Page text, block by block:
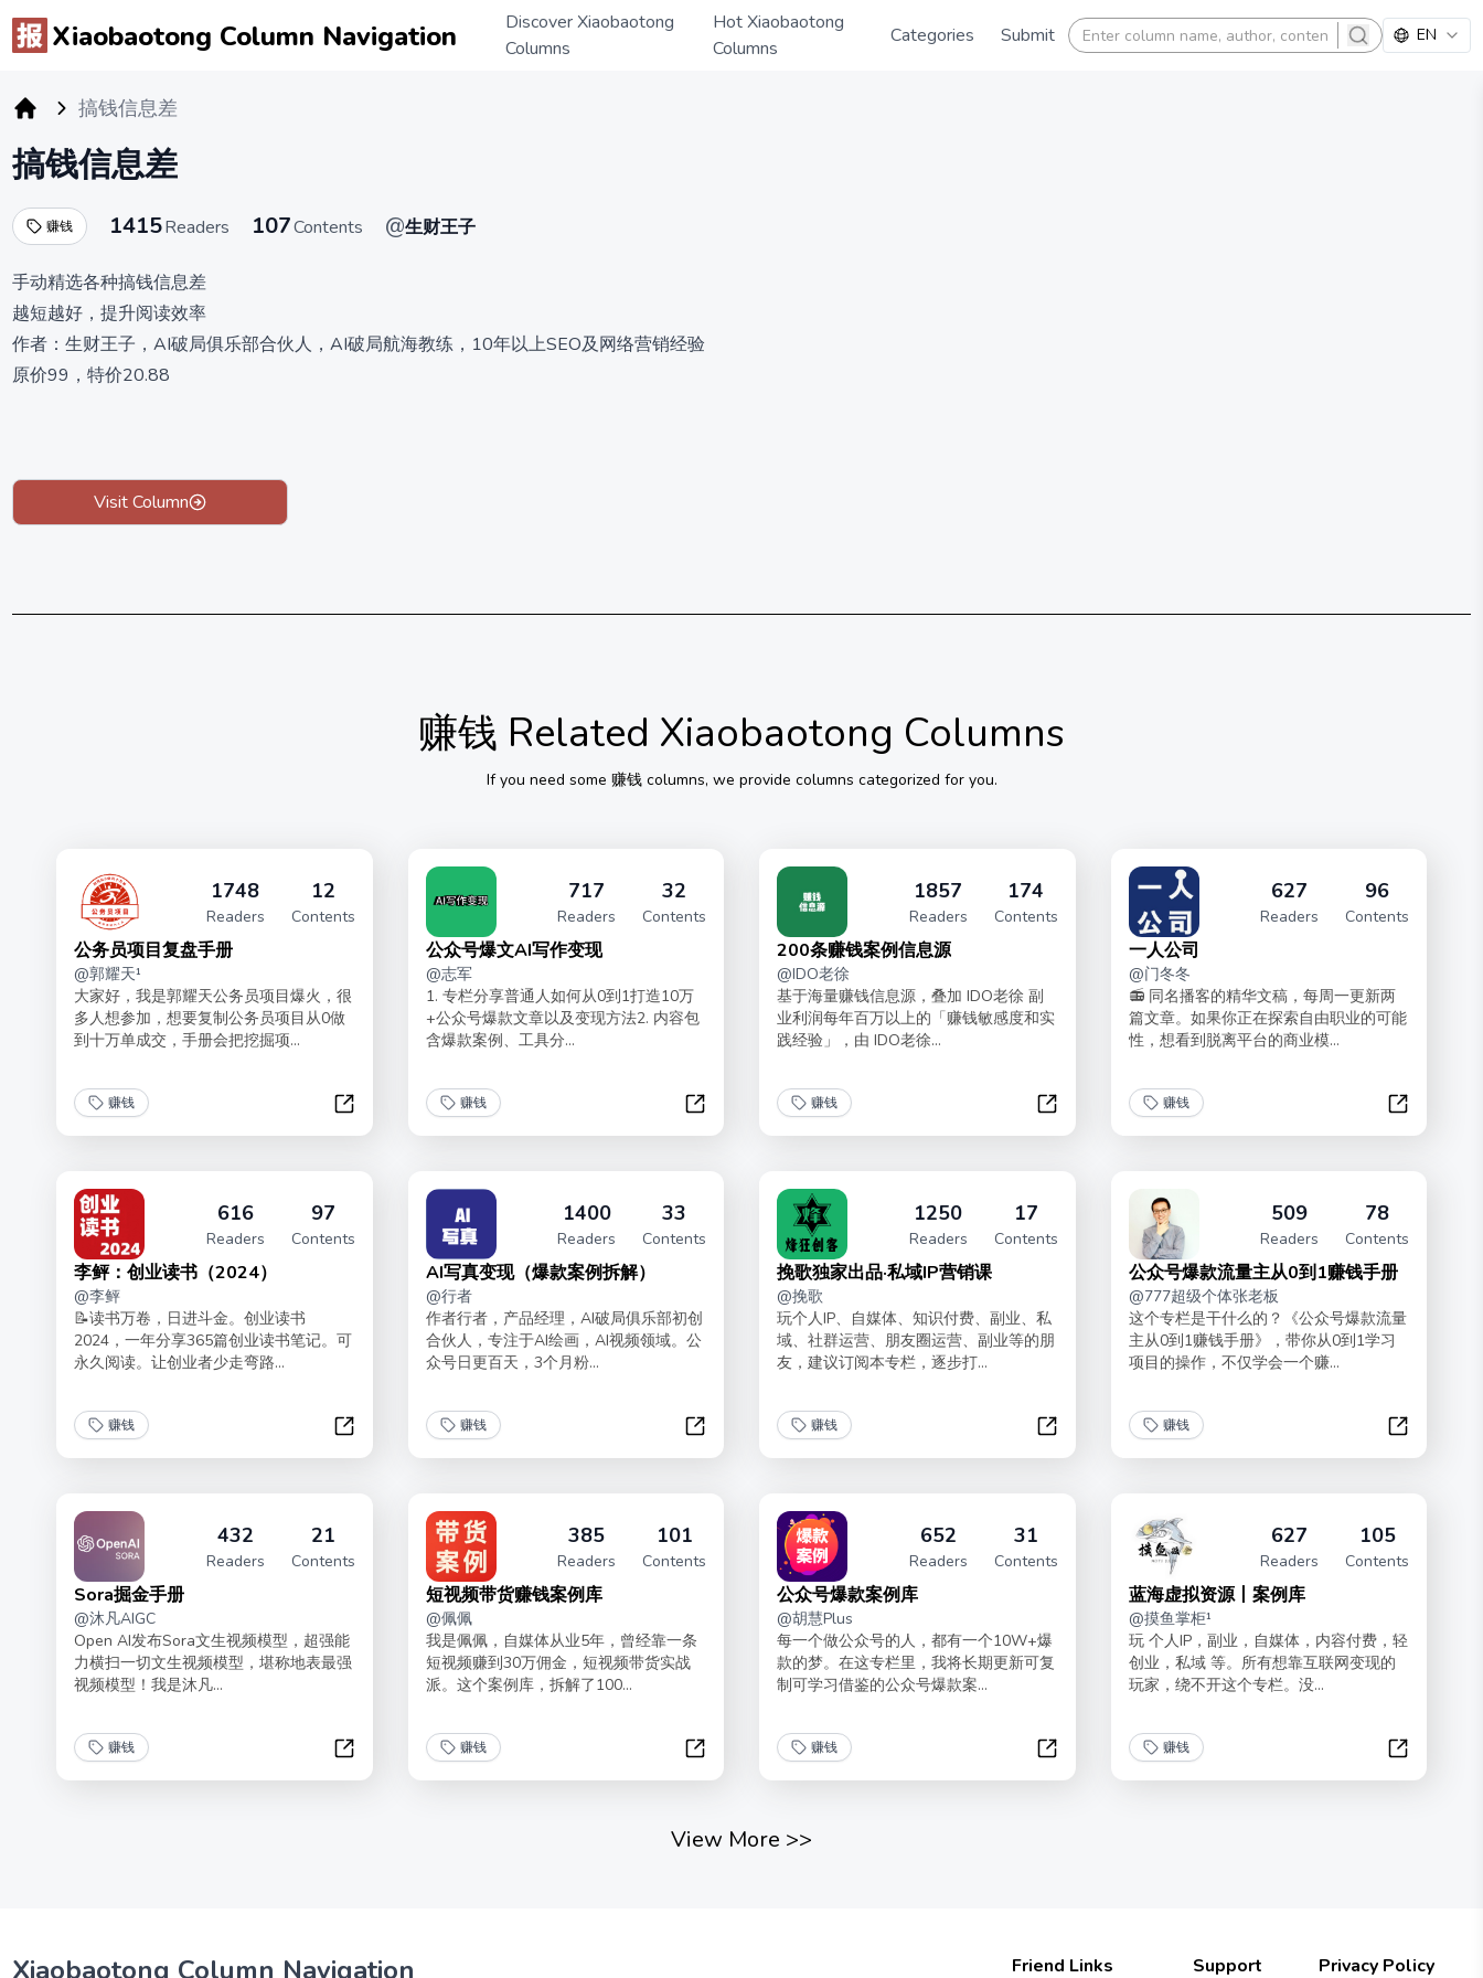
Xiaobaotong Column Navigation
Discover Xiaobaotong
Columns
Hot Xiaobaotong
Columns
Categories
Submit
search
EN
搞钱信息差
搞钱信息差
赚钱 1415Readers 107Contents @生财王子
手动精选各种搞钱信息差
越短越好，提升阅读效率
作者：生财王子，AI破局俱乐部合伙人，AI破局航海教练，10年以上SEO及网络营销经验
原价99，特价20.88
Visit Column
赚钱 Related Xiaobaotong Columns
If you need some 赚钱columns, we provide columns categorized for you.
1748
Readers
12
Contents
公务员项目复盘手册
@郭耀天¹
大家好，我是郭耀天公务员项目爆火，很
多人想参加，想要复制公务员项目从0做
到十万单成交，手册会把挖掘项...
赚钱
公务员项目复盘手册
717
Readers
32
Contents
公众号爆文AI写作变现
@志军
1. 专栏分享普通人如何从0到1打造10万
+公众号爆款文章以及变现方法2. 内容包
含爆款案例、工具分...
赚钱
公众号爆文AI写作变现
1857
Readers
174
Contents
200条赚钱案例信息源
@IDO老徐
基于海量赚钱信息源，叠加 IDO老徐 副
业利润每年百万以上的「赚钱敏感度和实
践经验」，由 IDO老徐...
赚钱
200条赚钱案例信息源
627
Readers
96
Contents
一人公司
@门冬冬
📻 同名播客的精华文稿，每周一更新两
篇文章。如果你正在探索自由职业的可能
性，想看到脱离平台的商业模...
赚钱
一人公司
616
Readers
97
Contents
李鲆：创业读书（2024）
@李鲆
📝读书万卷，日进斗金。创业读书
2024，一年分享365篇创业读书笔记。可
永久阅读。让创业者少走弯路...
赚钱
李鲆：创业读书（2024）
1400
Readers
33
Contents
AI写真变现（爆款案例拆解）
@行者
作者行者，产品经理，AI破局俱乐部初创
合伙人，专注于AI绘画，AI视频领域。公
众号日更百天，3个月粉...
赚钱
AI写真变现（爆款案例拆解）
1250
Readers
17
Contents
挽歌独家出品·私域IP营销课
@挽歌
玩个人IP、自媒体、知识付费、副业、私
域、社群运营、朋友圈运营、副业等的朋
友，建议订阅本专栏，逐步打...
赚钱
挽歌独家出品·私域IP营销课
509
Readers
78
Contents
公众号爆款流量主从0到1赚钱手册
@777超级个体张老板
这个专栏是干什么的？《公众号爆款流量
主从0到1赚钱手册》，带你从0到1学习
项目的操作，不仅学会一个赚...
赚钱
公众号爆
432
Readers
21
Contents
Sora掘金手册
@沐凡AIGC
Open AI发布Sora文生视频模型，超强能
力横扫一切文生视频模型，堪称地表最强
视频模型！我是沐凡...
赚钱
Sora掘金手册
385
Readers
101
Contents
短视频带货赚钱案例库
@佩佩
我是佩佩，自媒体从业5年，曾经靠一条
短视频赚到30万佣金，短视频带货实战
派。这个案例库，拆解了100...
赚钱
短视频带货赚钱案例库
652
Readers
31
Contents
公众号爆款案例库
@胡慧Plus
每一个做公众号的人，都有一个10W+爆
款的梦。在这专栏里，我将长期更新可复
制可学习借鉴的公众号爆款案...
赚钱
公众号爆款案例库
627
Readers
105
Contents
蓝海虚拟资源丨案例库
@摸鱼掌柜¹
玩 个人IP，副业，自媒体，内容付费，轻
创业，私域 等。所有想靠互联网变现的
玩家，绕不开这个专栏。没...
赚钱
蓝海虚拟
View More >>
Xiaobaotong Column Navigation Friend Links Support Privacy Policy